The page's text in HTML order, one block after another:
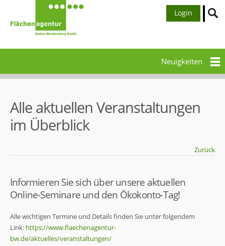
Login
Neuigkeiten
Alle aktuellen Veranstaltungen
im Überblick
Zurück
Informieren Sie sich über unsere aktuellen
Online-Seminare und den Ökokonto-Tag!
Alle wichtigen Termine und Details finden Sie unter folgendem
Link: https://www.flaechenagentur-
bw.de/aktuelles/veranstaltungen/